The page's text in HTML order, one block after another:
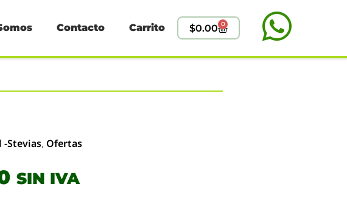
Contacto Carrito $0.00 0
-Stevias, Ofertas
SIN IVA